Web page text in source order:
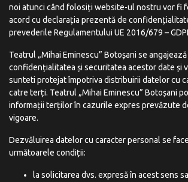
noi atunci când folosiți website-ul nostru vor fi
acord cu declarația prezentă de
prevederile Regulamentului UE 2016/679 –
Teatrul „Mihai Eminescu” Botoșani se
confidențialitatea și securitatea acestor date și
sunteti protejat împotriva distribuirii datelor cu
catre terți. Teatrul „Mihai Eminescu” Botoșani
informații terților în cazurile expres prevăzute
vigoare.
Dezvăluirea datelor cu caracter personal se
următoarele condiții:
la solicitarea dvs. expresă în acest sens